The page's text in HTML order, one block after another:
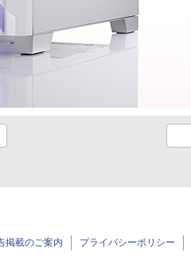
掲載のご案内 プライバシーポリシー